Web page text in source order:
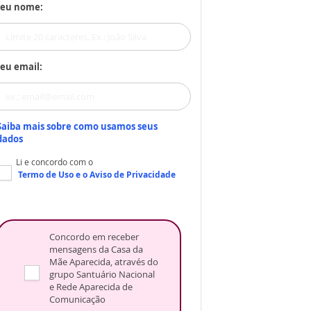
nome:
email:
mais sobre como usamos seus
Li e concordo com o
Termo de Usoe oAviso de Privacidade
Concordo em receber
mensagens da Casa da
Mãe Aparecida, através do
grupo Santuário Nacional
e Rede Aparecida de
Comunicação